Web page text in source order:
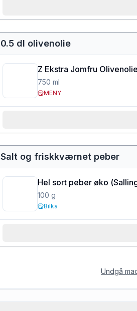
0.5 dl olivenolie
Z Ekstra Jomfru Olivenolie
750 ml
MENY
Salt og friskkværnet peber
Hel sort peber øko (
100 g
Bilka
Undgå